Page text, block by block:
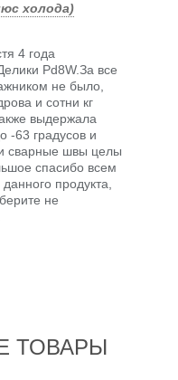
холода)
4 года
Pd8W.За все
не было,
и сотни кг
выдержала
-63 градусов и
сварные швы целы
спасибо всем
продукта,
не
ТОВАРЫ